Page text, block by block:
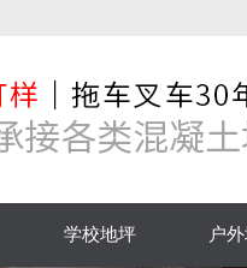
学校地坪 户